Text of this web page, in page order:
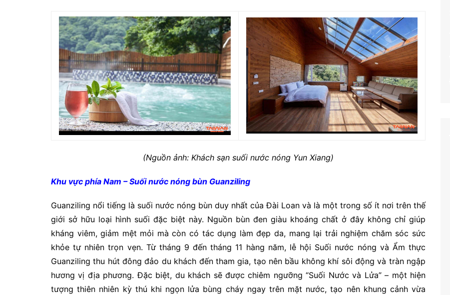
(Nguồn ảnh: Khách sạn suối nước nóng Yun Xiang)
Khu vực phía Nam – Suối nước nóng bùn Guanziling
Guanziling nổi tiếng là suối nước nóng bùn duy nhất của Đài Loan và là một trong số ít nơi trên thế
giới sở hữu loại hình suối đặc biệt này. Nguồn bùn đen giàu khoáng chất ở đây không chỉ giúp
kháng viêm, giảm mệt mỏi mà còn có tác dụng làm đẹp da, mang lại trải nghiệm chăm sóc sức
khỏe tự nhiên trọn vẹn. Từ tháng 9 đến tháng 11 hàng năm, lễ hội Suối nước nóng và Ẩm thực
Guanziling thu hút đông đảo du khách đến tham gia, tạo nên bầu không khí sôi động và tràn ngập
hương vị địa phương. Đặc biệt, du khách sẽ được chiêm ngưỡng “Suối Nước và Lửa” – một hiện
tượng thiên nhiên kỳ thú khi ngọn lửa bùng cháy ngay trên mặt nước, tạo nên khung cảnh vừa